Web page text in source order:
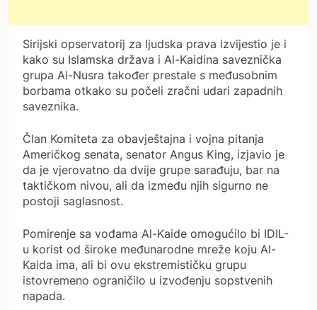
Sirijski opservatorij za ljudska prava izvijestio je i
kako su Islamska država i Al-Kaidina saveznička
grupa Al-Nusra također prestale s međusobnim
borbama otkako su počeli zračni udari zapadnih
saveznika.
Član Komiteta za obavještajna i vojna pitanja
Američkog senata, senator Angus King, izjavio je
da je vjerovatno da dvije grupe sarađuju, bar na
taktičkom nivou, ali da između njih sigurno ne
postoji saglasnost.
Pomirenje sa vođama Al-Kaide omogućilo bi IDIL-
u korist od široke međunarodne mreže koju Al-
Kaida ima, ali bi ovu ekstremističku grupu
istovremeno ograničilo u izvođenju sopstvenih
napada.